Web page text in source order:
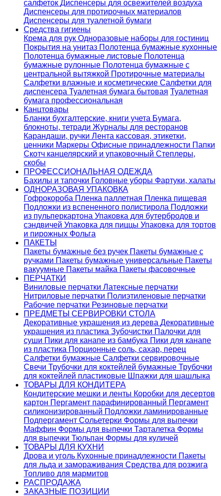
салфеток Диспенсеры для освежителей воздуха
Диспенсеры для протирочных материалов
Диспенсеры для туалетной бумаги
Средства гигиены
Крема для рук Одноразовые наборы для гостиниц
Покрытия на унитаз Полотенца бумажные кухонные
Полотенца бумажные листовые Полотенца
бумажные рулонные Полотенца бумажные с
центральной вытяжкой Протирочные материалы
Салфетки влажные и косметические Салфетки для
диспенсера Туалетная бумага бытовая Туалетная
бумага профессиональная
Канцтовары
Бланки бухгалтерские, книги учета Бумага,
блокноты, тетради Журналы для ресторанов
Карандаши, ручки Лента кассовая, этикетки,
ценники Маркеры Офисные принадлежности Папки
Скотч канцелярский и упаковочный Степлеры,
скобы
ПРОФЕССИОНАЛЬНАЯ ОДЕЖДА
Бахилы и тапочки Головные уборы Фартуки, халаты
ОДНОРАЗОВАЯ УПАКОВКА
Гофрокороба Пленка паллетная Пленка пищевая
Подложки из вспененного полистирола Подложки
из пульперкартона Упаковка для бутербродов и
сэндвичей Упаковка для пиццы Упаковка для тортов
и пирожных Фольга
ПАКЕТЫ
Пакеты бумажные без ручек Пакеты бумажные с
ручками Пакеты бумажные универсальные Пакеты
вакуумные Пакеты майка Пакеты фасовочные
ПЕРЧАТКИ
Виниловые перчатки Латексные перчатки
Нитриловые перчатки Полиэтиленовые перчатки
Рабочие перчатки Резиновые перчатки
ПРЕДМЕТЫ СЕРВИРОВКИ СТОЛА
Декоративные украшения из дерева Декоративные
украшения из пластика Зубочистки Палочки для
суши Пики для канапе из бамбука Пики для канапе
из пластика Порционные соль, сахар, перец
Салфетки бумажные Салфетки сервировочные
Свечи Трубочки для коктейлей бумажные Трубочки
для коктейлей пластиковые Шпажки для шашлыка
ТОВАРЫ ДЛЯ КОНДИТЕРА
Кондитерские мешки и ленты Коробки для десертов
картон Пергамент парафинированный Пергамент
силиконизированный Подложки ламинированные
Подпергамент Сольетерки Формы для выпечки
Маффин Формы для выпечки Тарталетка Формы
для выпечки Тюльпан Формы для куличей
ТОВАРЫ ДЛЯ КУХНИ
Дрова и уголь Кухонные принадлежности Пакеты
для льда и замораживания Средства для розжига
Топливо для мармитов
РАСПРОДАЖА
ЗАКАЗНЫЕ ПОЗИЦИИ